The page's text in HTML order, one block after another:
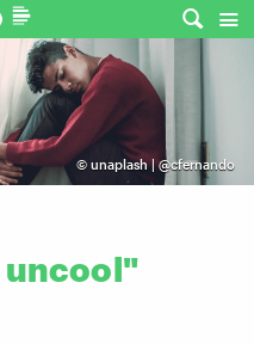
© unaplash | @cfernando
uncool"